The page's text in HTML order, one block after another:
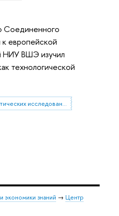
Соединенного
к европейской
НИУ ВШЭ изучил
технологической
Институт статистических исследований и экономики знаний
экономики знаний → Центр